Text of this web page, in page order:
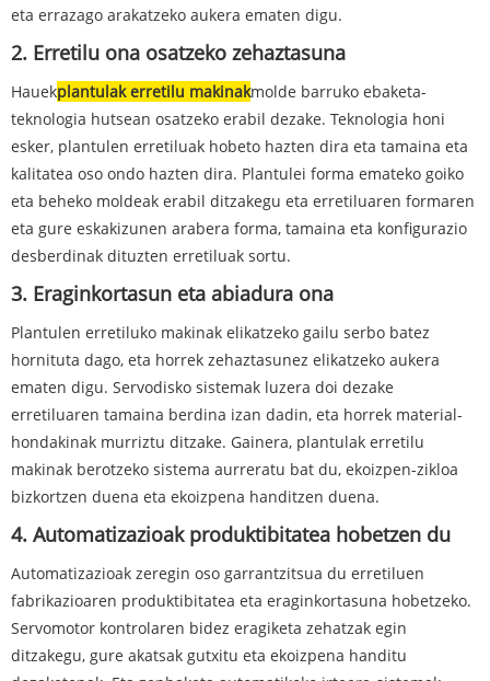
eta errazago arakatzeko aukera ematen digu.
2. Erretilu ona osatzeko zehaztasuna
Hauekplantulak erretilu makinakmolde barruko ebaketa-
teknologia hutsean osatzeko erabil dezake. Teknologia honi
esker, plantulen erretiluak hobeto hazten dira eta tamaina eta
kalitatea oso ondo hazten dira. Plantulei forma emateko goiko
eta beheko moldeak erabil ditzakegu eta erretiluaren formaren
eta gure eskakizunen arabera forma, tamaina eta konfigurazio
desberdinak dituzten erretiluak sortu.
3. Eraginkortasun eta abiadura ona
Plantulen erretiluko makinak elikatzeko gailu serbo batez
hornituta dago, eta horrek zehaztasunez elikatzeko aukera
ematen digu. Servodisko sistemak luzera doi dezake
erretiluaren tamaina berdina izan dadin, eta horrek material-
hondakinak murriztu ditzake. Gainera, plantulak erretilu
makinak berotzeko sistema aurreratu bat du, ekoizpen-zikloa
bizkortzen duena eta ekoizpena handitzen duena.
4. Automatizazioak produktibitatea hobetzen du
Automatizazioak zeregin oso garrantzitsua du erretiluen
fabrikazioaren produktibitatea eta eraginkortasuna hobetzeko.
Servomotor kontrolaren bidez eragiketa zehatzak egin
ditzakegu, gure akatsak gutxitu eta ekoizpena handitu